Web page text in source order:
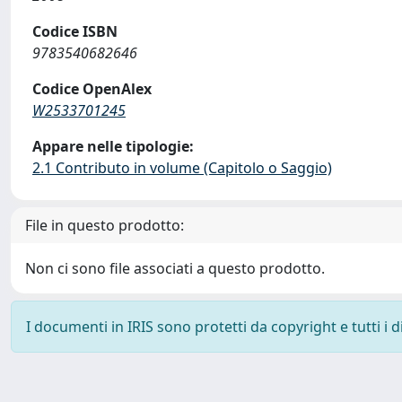
Codice ISBN
9783540682646
Codice OpenAlex
W2533701245
Appare nelle tipologie:
2.1 Contributo in volume (Capitolo o Saggio)
File in questo prodotto:
Non ci sono file associati a questo prodotto.
I documenti in IRIS sono protetti da copyright e tutti i